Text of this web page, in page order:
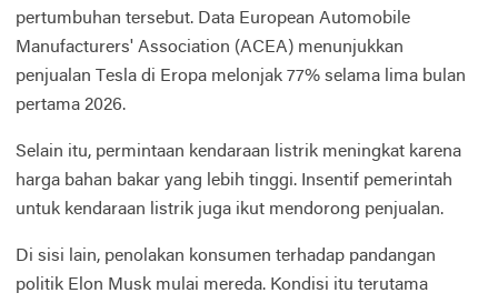
pertumbuhan tersebut. Data European Automobile
Manufacturers' Association (ACEA) menunjukkan
penjualan Tesla di Eropa melonjak 77% selama lima bulan
pertama 2026.
Selain itu, permintaan kendaraan listrik meningkat karena
harga bahan bakar yang lebih tinggi. Insentif pemerintah
untuk kendaraan listrik juga ikut mendorong penjualan.
Di sisi lain, penolakan konsumen terhadap pandangan
politik Elon Musk mulai mereda. Kondisi itu terutama